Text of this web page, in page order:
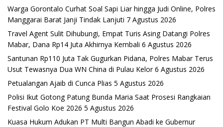
Warga Gorontalo Curhat Soal Sapi Liar hingga Judi Online, Polres
Manggarai Barat Janji Tindak Lanjuti 7 Agustus 2026
Travel Agent Sulit Dihubungi, Empat Turis Asing Datangi Polres
Mabar, Dana Rp14 Juta Akhirnya Kembali 6 Agustus 2026
Santunan Rp110 Juta Tak Gugurkan Pidana, Polres Mabar Terus
Usut Tewasnya Dua WN China di Pulau Kelor 6 Agustus 2026
Petualangan Ajaib di Cunca Plias 5 Agustus 2026
Polisi Ikut Gotong Patung Bunda Maria Saat Prosesi Rangkaian
Festival Golo Koe 2026 5 Agustus 2026
Kuasa Hukum Adukan PT Multi Bangun Abadi ke Gubernur